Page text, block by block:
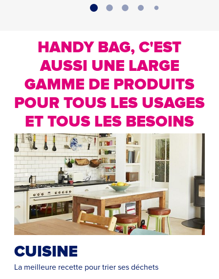
HANDY BAG, C'EST
AUSSI UNE LARGE
GAMME DE PRODUITS
POUR TOUS LES USAGES
ET TOUS LES BESOINS
CUISINE
La meilleure recette pour trier ses déchets